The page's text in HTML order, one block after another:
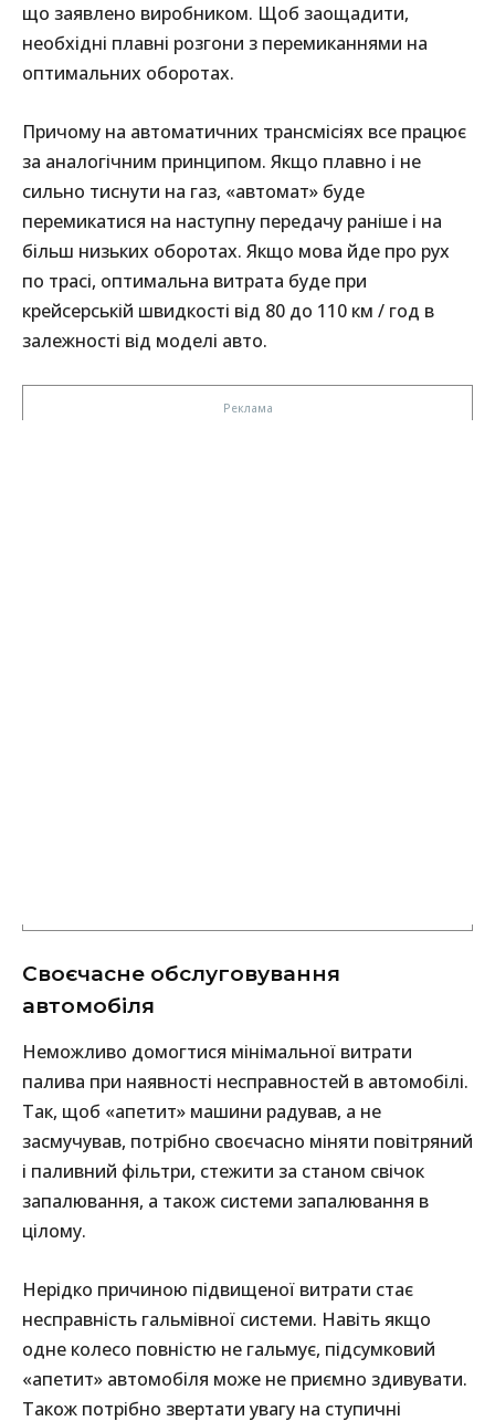
що заявлено виробником. Щоб заощадити,
необхідні плавні розгони з перемиканнями на
оптимальних оборотах.
Причому на автоматичних трансмісіях все працює
за аналогічним принципом. Якщо плавно і не
сильно тиснути на газ, «автомат» буде
перемикатися на наступну передачу раніше і на
більш низьких оборотах. Якщо мова йде про рух
по трасі, оптимальна витрата буде при
крейсерській швидкості від 80 до 110 км / год в
залежності від моделі авто.
Своєчасне обслуговування
автомобіля
Неможливо домогтися мінімальної витрати
палива при наявності несправностей в автомобілі.
Так, щоб «апетит» машини радував, а не
засмучував, потрібно своєчасно міняти повітряний
і паливний фільтри, стежити за станом свічок
запалювання, а також системи запалювання в
цілому.
Нерідко причиною підвищеної витрати стає
несправність гальмівної системи. Навіть якщо
одне колесо повністю не гальмує, підсумковий
«апетит» автомобіля може не приємно здивувати.
Також потрібно звертати увагу на ступичні